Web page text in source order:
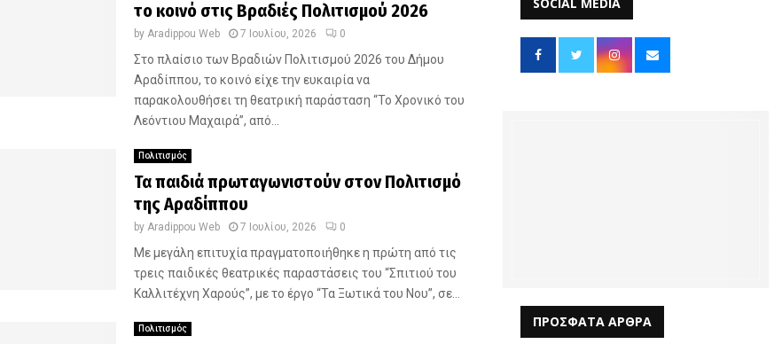
το κοινό στις Βραδιές Πολιτισμού 2026
by Aradippou Web 7 Ιουλίου, 2026 0
Στο πλαίσιο των Βραδιών Πολιτισμού 2026 του Δήμου
Αραδίππου, το κοινό είχε την ευκαιρία να
παρακολουθήσει τη θεατρική παράσταση “Το Χρονικό του
Λεόντιου Μαχαιρά”, από...
Πολιτισμός
Τα παιδιά πρωταγωνιστούν στον Πολιτισμό
της Αραδίππου
by Aradippou Web 7 Ιουλίου, 2026 0
Με μεγάλη επιτυχία πραγματοποιήθηκε η πρώτη από τις
τρεις παιδικές θεατρικές παραστάσεις του “Σπιτιού του
Καλλιτέχνη Χαρούς”, με το έργο “Τα Ξωτικά του Νου”, σε...
Πολιτισμός ΠΡΟΣΦΑΤΑ ΑΡΘΡΑ